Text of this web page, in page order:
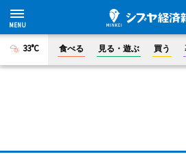
33°C 食べる 見る・遊ぶ 買う